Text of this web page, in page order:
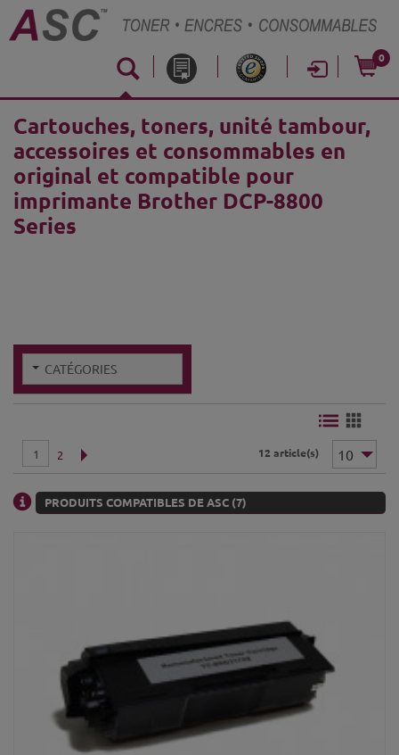
0
Cartouches, toners, unité tambour,
accessoires et consommables en
original et compatible pour
imprimante Brother DCP-8800
Series
CATÉGORIES
12 article(s)
1 2
PRODUITS COMPATIBLES DE ASC (7)